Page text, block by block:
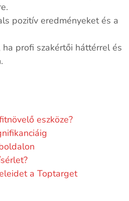
pozitív eredményeket és a
profi szakértői háttérrel és
eszköze?
a Toptarget